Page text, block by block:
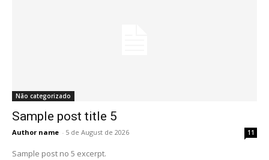
Não categorizado
Sample post title 5
Author name - 5 de August de 2026 11
Sample post no 5 excerpt.